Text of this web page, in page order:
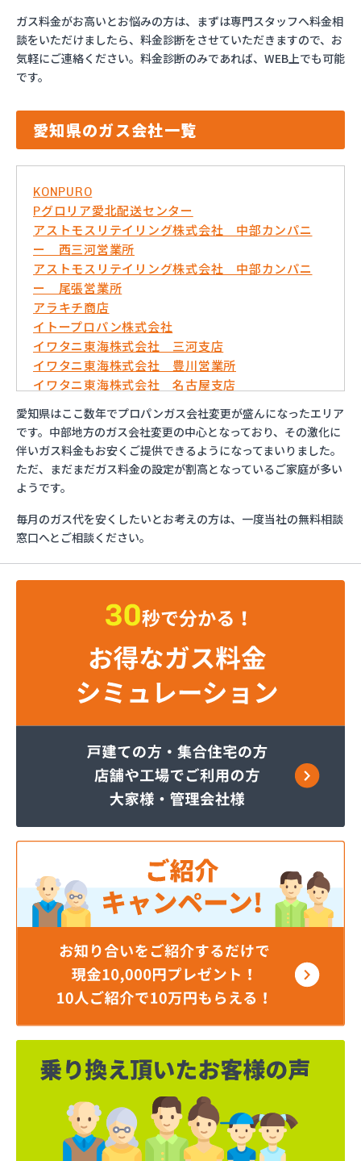
ガス料金がお高いとお悩みの方は、まずは専門スタッフへ料金相
談をいただけましたら、料金診断をさせていただきますので、お
気軽にご連絡ください。料金診断のみであれば、WEB上でも可能
です。
愛知県のガス会社一覧
KONPURO
Pグロリア愛北配送センター
アストモスリテイリング株式会社 中部カンパニ
ー 西三河営業所
アストモスリテイリング株式会社 中部カンパニ
ー 尾張営業所
アラキチ商店
イトープロパン株式会社
イワタニ東海株式会社 三河支店
イワタニ東海株式会社 豊川営業所
イワタニ東海株式会社 名古屋支店
イワタニ東海株式会社 名古屋南営業所
およべプロパン
ガスショップイチカワ
ガステックサービス株式会社 安城営業所
ガステックサービス株式会社 西三河支店
ガステックサービス株式会社 蒲郡営業所
ガステックサービス株式会社 吉良営業所
ガステックサービス株式会社 新城営業所
ガステックサービス株式会社 西尾営業所
ガステックサービス株式会社 尾張支店 春日井営
ガステックサービス株式会社 豊川営業所
カネテン商店
サーラプラザ蒲郡
サンダイ燃料店
ジェイエイ・トービス株式会社 名古屋営業所
ダイイチガスコム株式会社 尾張営業所
チリウヒーターサービス
ツバメガス株式会社新城営業所
ニイミガス株式会社
ニイミ産業株式会社 本部・ホームガス
ニイミ産業株式会社 ホームガス 名古屋西営業所
ニイミ産業株式会社 尾張旭営業所
ハタスビルダー株式会社 リボンガス
ひまわり農協 燃料課・プロパンガス
フジオートステーション
フジヨシ商店
フルタ鹿乗店
ます角商店
マルタケ株式会社
マルト尾関商店
愛知県はここ数年でプロパンガス会社変更が盛んになったエリア
です。中部地方のガス会社変更の中心となっており、その激化に
伴いガス料金もお安くご提供できるようになってまいりました。
ただ、まだまだガス料金の設定が割高となっているご家庭が多い
ようです。
毎月のガス代を安くしたいとお考えの方は、一度当社の無料相談
窓口へとご相談ください。